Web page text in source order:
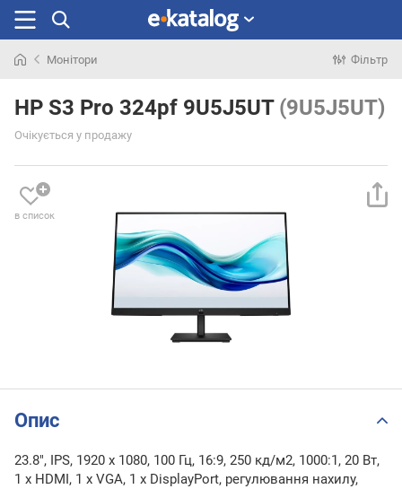
раніше
Монітори Фільтр
HP S3 Pro 324pf 9U5J5UT (9U5J5UT)
Очікується у продажу
в список
Опис
23.8", IPS, 1920 x 1080, 100 Гц, 16:9, 250 кд/м2, 1000:1, 20 Вт,
1 х HDMI, 1 х VGA, 1 х DisplayPort, регулювання нахилу,